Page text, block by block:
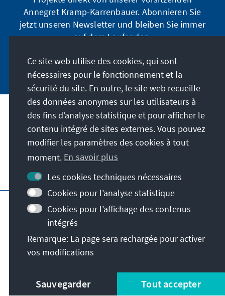
Annegret Kramp-Karrenbauer. Abonnieren Sie
jetzt unseren Newsletter und bleiben Sie immer
auf dem Laufenden.
Jetzt abonnieren
Notre mission
Contact
Autres offres de la fondation
Impressum
Protection des données
Conditions d'utilisation
Déclaration d'accessibilité
Plan du site
© Konrad-Adenauer-Stiftung e.V. 2026
Ce site web utilise des cookies, qui sont
nécessaires pour le fonctionnement et la
sécurité du site. En outre, le site web recueille
des données anonymes sur les utilisateurs à
des fins d’analyse statistique et pour afficher le
contenu intégré de sites externes. Vous pouvez
modifier les paramètres des cookies à tout
moment. En savoir plus
Les cookies techniques nécessaires
Cookies pour l’analyse statistique
Cookies pour l’affichage des contenus
intégrés
Remarque: La page sera rechargée pour activer
vos modifications
Sauvegarder Tout accepter